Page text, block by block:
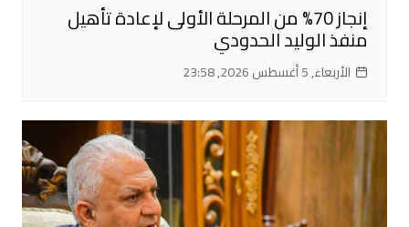
إنجاز 70% من المرحلة الأولى لإعادة تأهيل
منفذ الوليد الحدودي
الأربعاء, 5 أغسطس 2026, 23:58